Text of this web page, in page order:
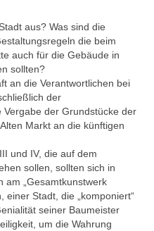
aus? Was sind die
die beim
auch für die Gebäude in
sollten?
an die Verantwortlichen bei
der
der Grundstücke der
Markt an die künftigen
und IV, die auf dem
sollen, sollten sich in
am „Gesamtkunstwerk
einer Stadt, die „komponiert“
seiner Baumeister
um die Wahrung